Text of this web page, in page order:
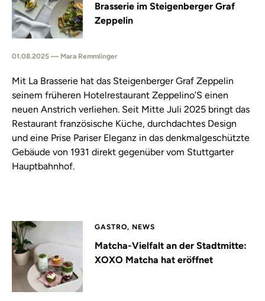
Brasserie im Steigenberger Graf
Zeppelin
01.08.2025 — Mara Remmlinger
Mit La Brasserie hat das Steigenberger Graf Zeppelin
seinem früheren Hotelrestaurant Zeppelino’S einen
neuen Anstrich verliehen. Seit Mitte Juli 2025 bringt das
Restaurant französische Küche, durchdachtes Design
und eine Prise Pariser Eleganz in das denkmalgeschützte
Gebäude von 1931 direkt gegenüber vom Stuttgarter
Hauptbahnhof.
GASTRO, NEWS
Matcha-Vielfalt an der Stadtmitte:
XOXO Matcha hat eröffnet